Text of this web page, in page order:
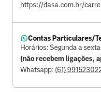
https://dasa.com.br/
Contas Particulares/
Horários: Segunda a
(não recebem ligações,
Whatsapp: (61)